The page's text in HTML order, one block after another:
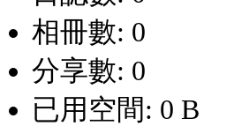
相冊數: 0
分享數: 0
已用空間: 0 B